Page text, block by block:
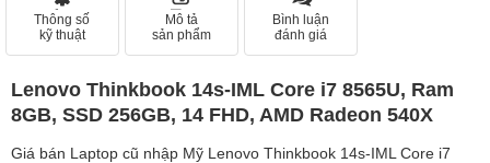
Thông số
kỹ thuật
Mô tả
sản phẩm
Bình luận
đánh giá
Lenovo Thinkbook 14s-IML Core i7 8565U, Ram
8GB, SSD 256GB, 14 FHD, AMD Radeon 540X
Giá bán Laptop cũ nhập Mỹ Lenovo Thinkbook 14s-IML Core i7